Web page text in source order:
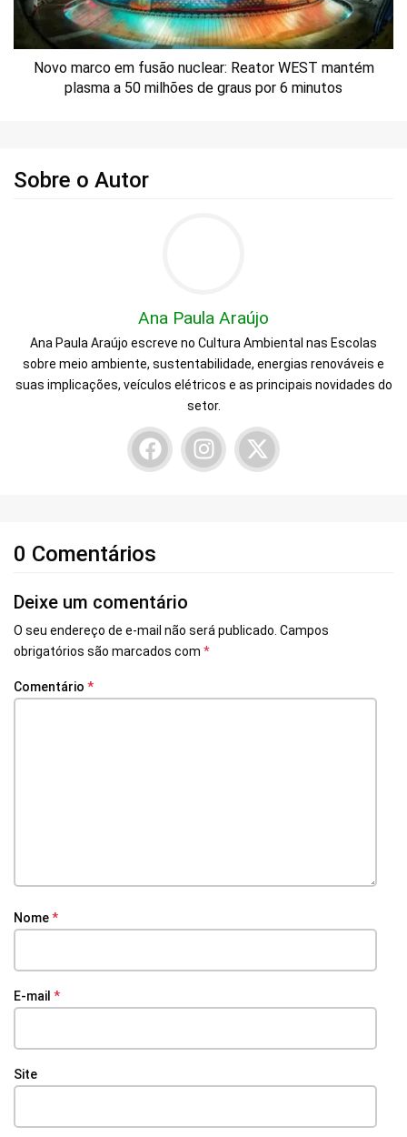
Novo marco em fusão nuclear: Reator WEST mantém
plasma a 50 milhões de graus por 6 minutos
Sobre o Autor
Ana Paula Araújo
Ana Paula Araújo escreve no Cultura Ambiental nas Escolas
sobre meio ambiente, sustentabilidade, energias renováveis e
suas implicações, veículos elétricos e as principais novidades do
setor.
0 Comentários
Deixe um comentário
O seu endereço de e-mail não será publicado. Campos
obrigatórios são marcados com *
Comentário *
Nome*
E-mail *
Site